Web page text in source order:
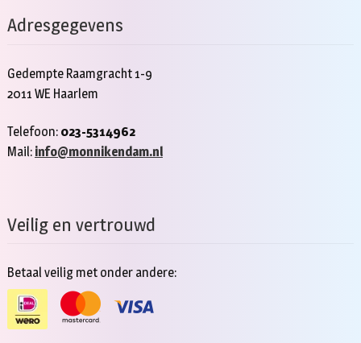
Adresgegevens
Gedempte Raamgracht 1-9
2011 WE Haarlem
Telefoon: 023-5314962
Mail: info@monnikendam.nl
Veilig en vertrouwd
Betaal veilig met onder andere: